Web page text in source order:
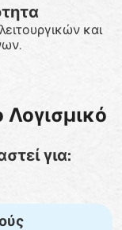
και
Λογισμικό
για: